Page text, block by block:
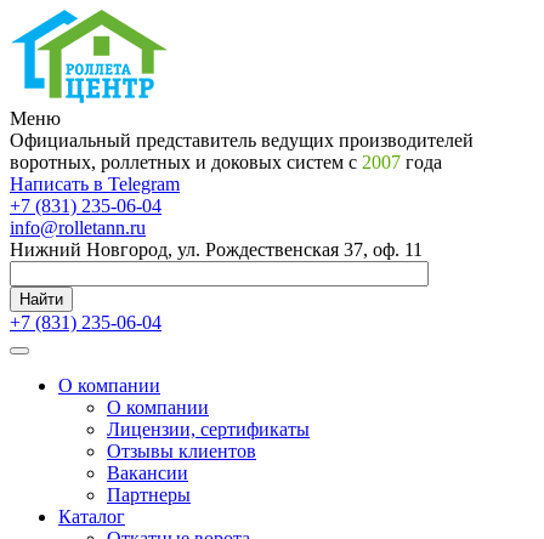
Меню
Официальный представитель ведущих производителей
воротных, роллетных и доковых систем с 2007 года
Написать в Telegram
+7 (831) 235-06-04
info@rolletann.ru
Нижний Новгород, ул. Рождественская 37, оф. 11
Найти
+7 (831) 235-06-04
О компании
О компании
Лицензии, сертификаты
Отзывы клиентов
Вакансии
Партнеры
Каталог